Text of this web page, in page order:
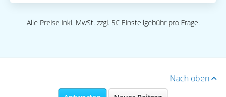
Alle Preise inkl. MwSt. zzgl. 5€ Einstellgebühr pro Frage.
Nach oben